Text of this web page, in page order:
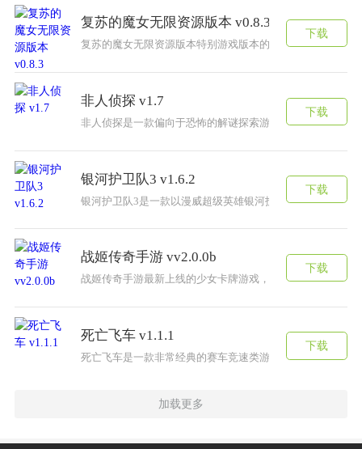
复苏的魔女无限资源版本 v0.8.3
复苏的魔女无限资源版本特别游戏版本的经典手游，拥有
下载
非人侦探 v1.7
非人侦探是一款偏向于恐怖的解谜探索游戏，能够激发你
下载
银河护卫队3 v1.6.2
银河护卫队3是一款以漫威超级英雄银河护卫队为题材的动
下载
战姬传奇手游 vv2.0.0b
战姬传奇手游最新上线的少女卡牌游戏，丰富多彩的内容
下载
死亡飞车 v1.1.1
死亡飞车是一款非常经典的赛车竞速类游戏，玩家可以选
下载
加载更多